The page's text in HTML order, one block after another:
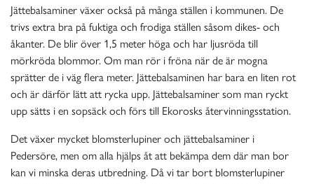
Jättebalsaminer växer också på många ställen i kommunen. De
trivs extra bra på fuktiga och frodiga ställen såsom dikes- och
åkanter. De blir över 1,5 meter höga och har ljusröda till
mörkröda blommor. Om man rör i fröna när de är mogna
sprätter de i väg flera meter. Jättebalsaminen har bara en liten rot
och är därför lätt att rycka upp. Jättebalsaminer som man ryckt
upp sätts i en sopsäck och förs till Ekorosks återvinningsstation.
Det växer mycket blomsterlupiner och jättebalsaminer i
Pedersöre, men om alla hjälps åt att bekämpa dem där man bor
kan vi minska deras utbredning. Då vi tar bort blomsterlupiner